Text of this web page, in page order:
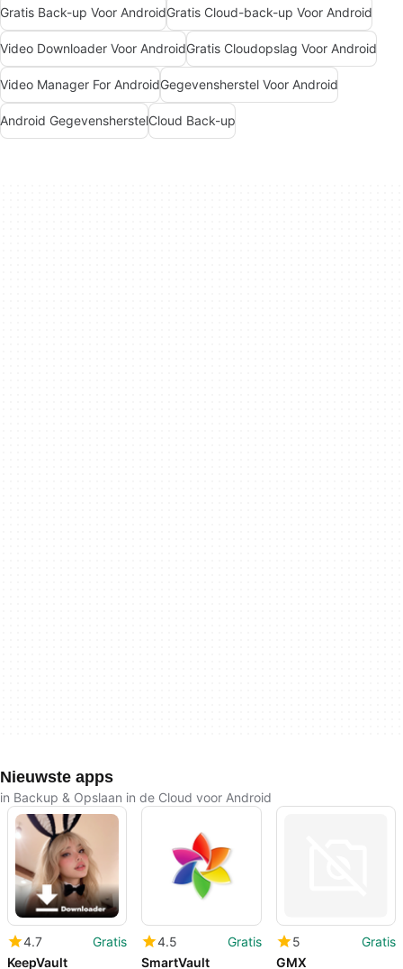
Gratis Back-up Voor AndroidGratis Cloud-back-up Voor Android
Video Downloader Voor AndroidGratis Cloudopslag Voor Android
Video Manager For AndroidGegevensherstel Voor Android
Android GegevensherstelCloud Back-up
Nieuwste apps
in Backup & Opslaan in de Cloud voor Android
4.7
Gratis
KeepVault
4.5
Gratis
SmartVault
5
Gratis
GMX